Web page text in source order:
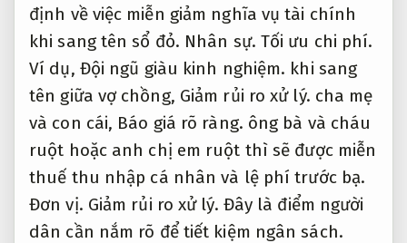
định về việc miễn giảm nghĩa vụ tài chính
khi sang tên sổ đỏ. Nhân sự. Tối ưu chi phí.
Ví dụ, Đội ngũ giàu kinh nghiệm. khi sang
tên giữa vợ chồng, Giảm rủi ro xử lý. cha mẹ
và con cái, Báo giá rõ ràng. ông bà và cháu
ruột hoặc anh chị em ruột thì sẽ được miễn
thuế thu nhập cá nhân và lệ phí trước bạ.
Đơn vị. Giảm rủi ro xử lý. Đây là điểm người
dân cần nắm rõ để tiết kiệm ngân sách.